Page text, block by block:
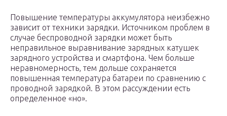
Повышение температуры аккумулятора неизбежно
зависит от техники зарядки. Источником проблем в
случае беспроводной зарядки может быть
неправильное выравнивание зарядных катушек
зарядного устройства и смартфона. Чем больше
неравномерность, тем дольше сохраняется
повышенная температура батареи по сравнению с
проводной зарядкой. В этом рассуждении есть
определенное «но».